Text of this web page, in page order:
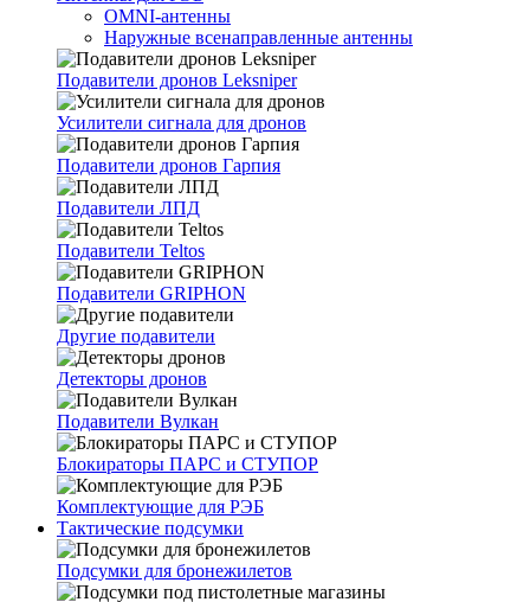
OMNI-антенны
Наружные всенаправленные антенны
Подавители дронов Leksniper
Усилители сигнала для дронов
Подавители дронов Гарпия
Подавители ЛПД
Подавители Teltos
Подавители GRIPHON
Другие подавители
Детекторы дронов
Подавители Вулкан
Блокираторы ПАРС и СТУПОР
Комплектующие для РЭБ
Тактические подсумки
Подсумки для бронежилетов